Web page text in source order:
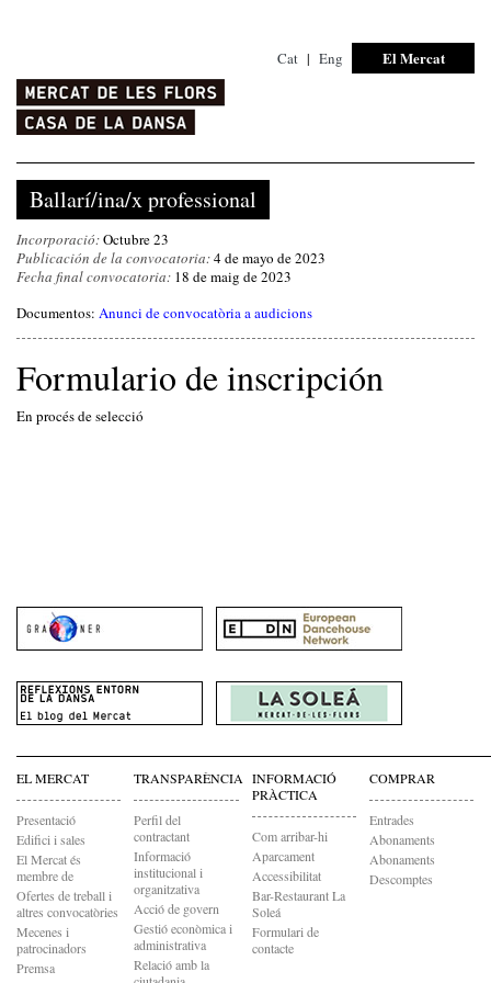
Cat | Eng El Mercat
Ballarí/ina/x professional
Incorporació:Octubre 23
Publicación de la convocatoria:4 de mayo de 2023
Fecha final convocatoria: 18 de maig de 2023
Documentos: Anunci de convocatòria a audicions
Formulario de inscripción
En procés de selecció
EL MERCAT
Presentació
Edifici i sales
El Mercat és
membre de
Ofertes de treball i
altres convocatòries
Mecenes i
patrocinadors
Premsa
TRANSPARÈNCIA
Perfil del
contractant
Informació
institucional i
organitzativa
Acció de govern
Gestió econòmica i
administrativa
Relació amb la
INFORMACIÓ
PRÀCTICA
Com arribar-hi
Aparcament
Accessibilitat
Bar-Restaurant La
Soleá
Formulari de
contacte
COMPRAR
Entrades
Abonaments
Abonaments
Descomptes